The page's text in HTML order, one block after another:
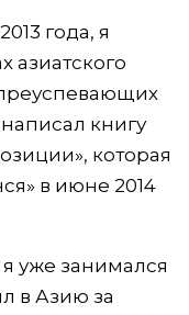
года, я
азиатского
книгу
которая
в июне 2014
уже занимался
в Азию за